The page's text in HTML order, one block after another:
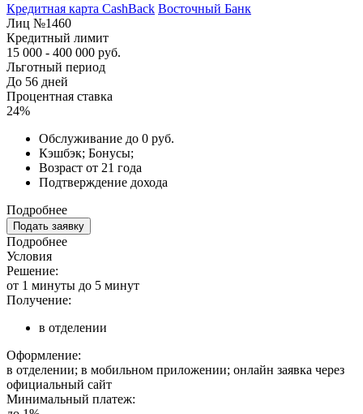
Кредитная карта CashBack Восточный Банк
Лиц №1460
Кредитный лимит
15 000 - 400 000 руб.
Льготный период
До 56 дней
Процентная ставка
24%
Обслуживание до 0 руб.
Кэшбэк; Бонусы;
Возраст от 21 года
Подтверждение дохода
Подробнее
Подать заявку
Подробнее
Условия
Решение:
от 1 минуты до 5 минут
Получение:
в отделении
Оформление:
в отделении; в мобильном приложении; онлайн заявка через
официальный сайт
Минимальный платеж: